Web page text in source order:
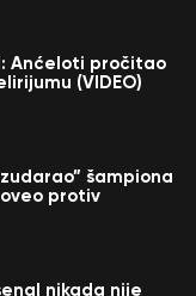
Anćeloti pročitao
(VIDEO)
šampiona
protiv
nikada nije